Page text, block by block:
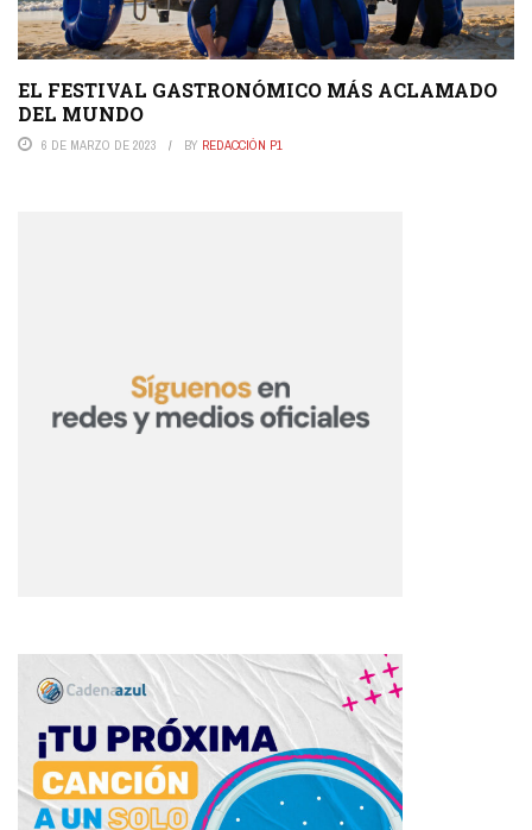
EL FESTIVAL GASTRONÓMICO MÁS ACLAMADO
DEL MUNDO
6 DE MARZO DE 2023 BY REDACCIÓN P1